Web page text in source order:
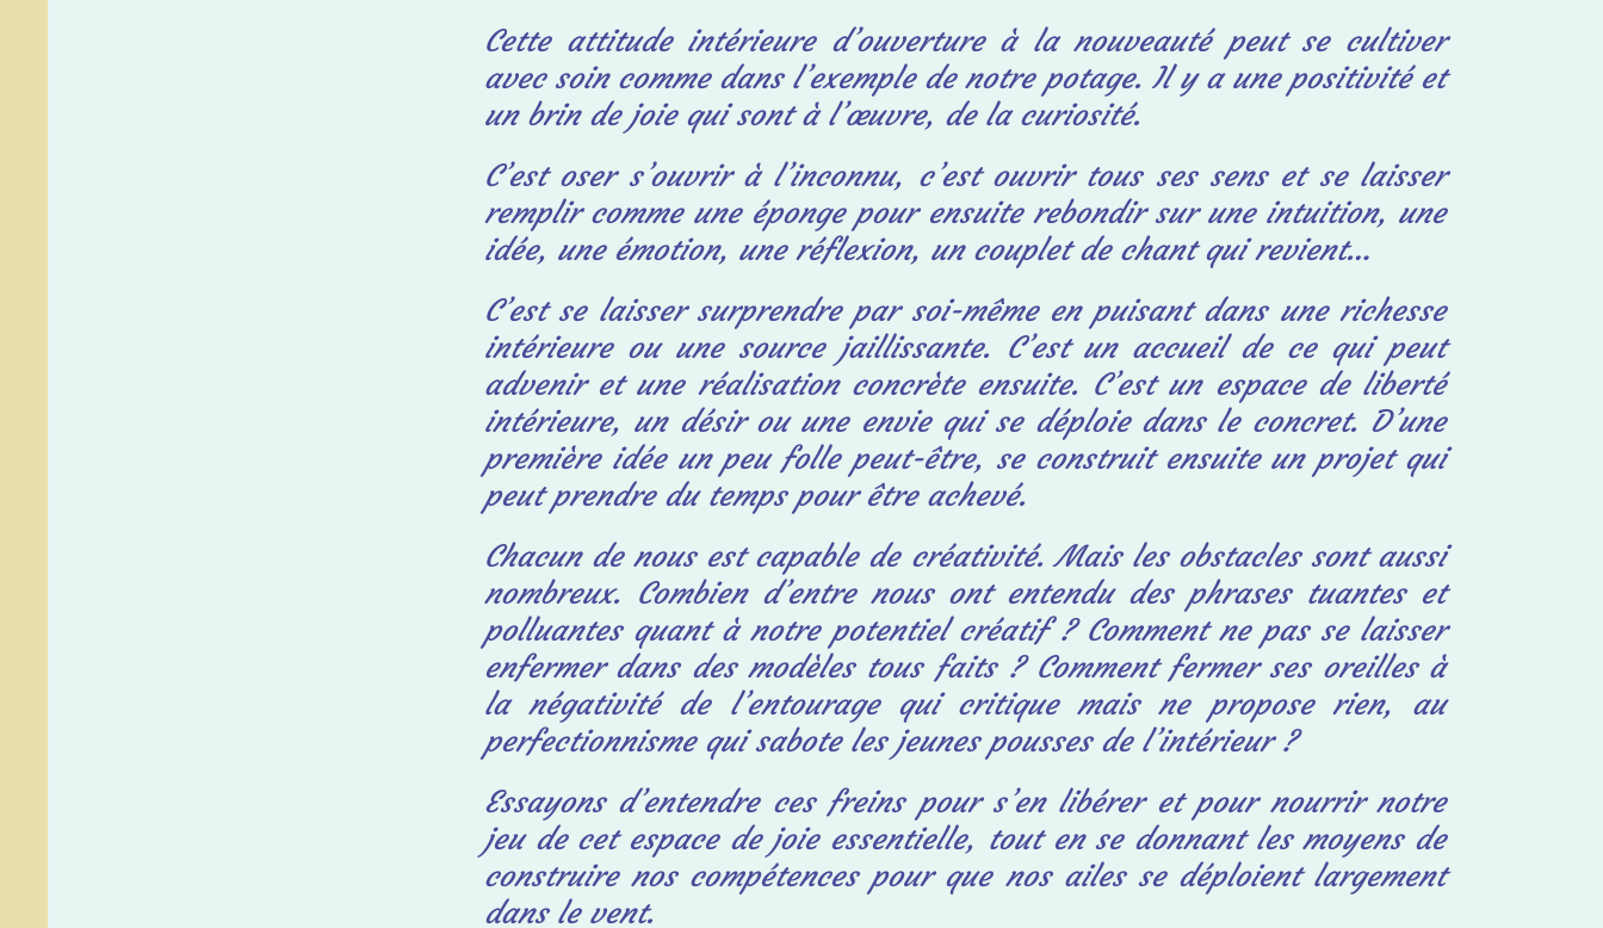
Cette attitude intérieure d’ouverture à la nouveauté peut se cultiver
avecsoin comme dans l’exemple de notre potage. Il y a une positivité et
un brin de joie qui sont à l’œuvre, de la curiosité.
C’est oser s’ouvrir à l’inconnu, c’est ouvrir tous ses sens et se laisser
remplir comme une éponge pour ensuite rebondir sur une intuition, une
idée, une émotion, une réflexion, un couplet de chant qui revient…
C’est se laisser surprendre par soi-même en puisant dans une richesse
intérieure ou une source jaillissante. C’est un accueil de ce qui peut
advenir et une réalisation concrète ensuite. C’est un espace de liberté
intérieure, un désir ou une envie qui se déploie dans le concret. D’une
première idée unpeu folle peut-être, se construit ensuite un projet qui
peut prendre du tempspour être achevé.
Chacun de nous est capable de créativité. Mais les obstacles sont aussi
nombreux. Combien d’entre nous ont entendu des phrases tuantes et
polluantes quant à notre potentiel créatif ? Comment ne pas se laisser
enfermer dans des modèles tous faits ? Comment fermer ses oreilles à
la négativité de l’entourage qui critique mais ne propose rien, au
perfectionnisme qui sabote les jeunes pousses de l’intérieur ?
Essayons d’entendre ces freins pour s’en libérer et pour nourrir notre
jeu de cet espace de joie essentielle, tout en se donnant les moyens de
construirenos compétences pour que nos ailes se déploient largement
dans le vent.